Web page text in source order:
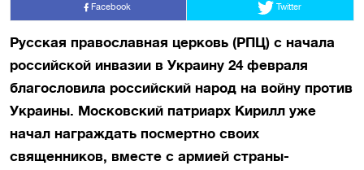
Facebook Twitter
Русская православная церковь (РПЦ) с начала
российской инвазии в Украину 24 февраля
благословила российский народ на войну против
Украины. Московский патриарх Кирилл уже
начал награждать посмертно своих
священников, вместе с армией страны-